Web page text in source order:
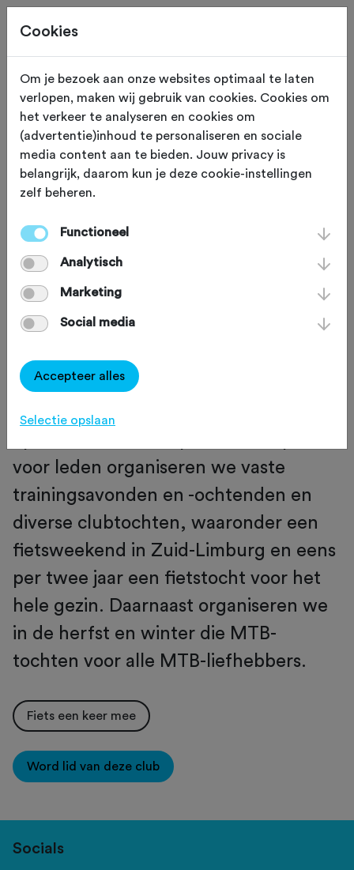
Diever
FTC Diever
Lid worden van FTC Diever heeft als
voordeel dat je samen kunt fietsen in
de wijde omgeving van Diever, zowel
voor leden organiseren we vaste
trainingsavonden en -ochtenden en
diverse clubtochten, waaronder een
fietsweekend in Zuid-Limburg en eens
per twee jaar een fietstocht voor het
hele gezin. Daarnaast organiseren we
in de herfst en winter die MTB-
tochten voor alle MTB-liefhebbers.
Fiets een keer mee
Word lid van deze club
Socials
Cookies
Om je bezoek aan onze websites optimaal te laten
verlopen, maken wij gebruik van cookies. Cookies om
het verkeer te analyseren en cookies om
(advertentie)inhoud te personaliseren en sociale
media content aan te bieden. Jouw privacy is
belangrijk, daarom kun je deze cookie-instellingen
zelf beheren.
Functioneel
Analytisch
Marketing
Social media
Accepteer alles
Selectie opslaan